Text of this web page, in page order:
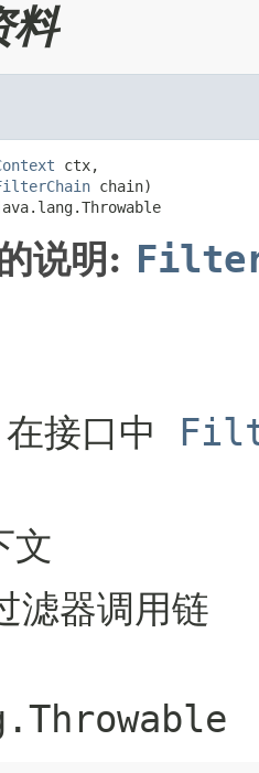
料
ctx,
chain)
说明:
在接口中
器调用链